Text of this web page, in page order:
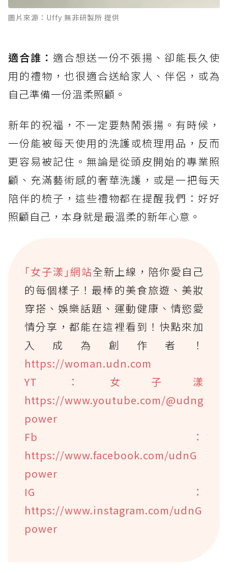
圖片來源：Uffy 無非研製所 提供
適合誰： 適合想送一份不張揚、卻能長久使
用的禮物，也很適合送給家人、伴侶，或為
自己準備一份溫柔照顧。
新年的祝福，不一定要熱鬧張揚。有時候，
一份能被每天使用的洗護或梳理用品，反而
更容易被記住。無論是從頭皮開始的專業照
顧、充滿藝術感的奢華洗護，或是一把每天
陪伴的梳子，這些禮物都在提醒我們：好好
照顧自己，本身就是最溫柔的新年心意。
｢女子漾｣網站全新上線，陪你愛自己
的每個樣子！最棒的美食旅遊、美妝
穿搭、娛樂話題、運動健康、情慾愛
情分享，都能在這裡看到！快點來加
入成為創作者！
https://woman.udn.com
YT：女子漾
https://www.youtube.com/@udng
power
Fb：
https://www.facebook.com/udnG
power
IG：
https://www.instagram.com/udnG
power